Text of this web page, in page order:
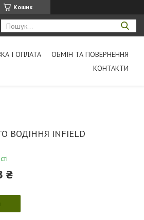
Кошик
І ОПЛАТА
ОБМІН ТА ПОВЕРНЕННЯ
КОНТАКТИ
ВОДІННЯ INFIELD
₴